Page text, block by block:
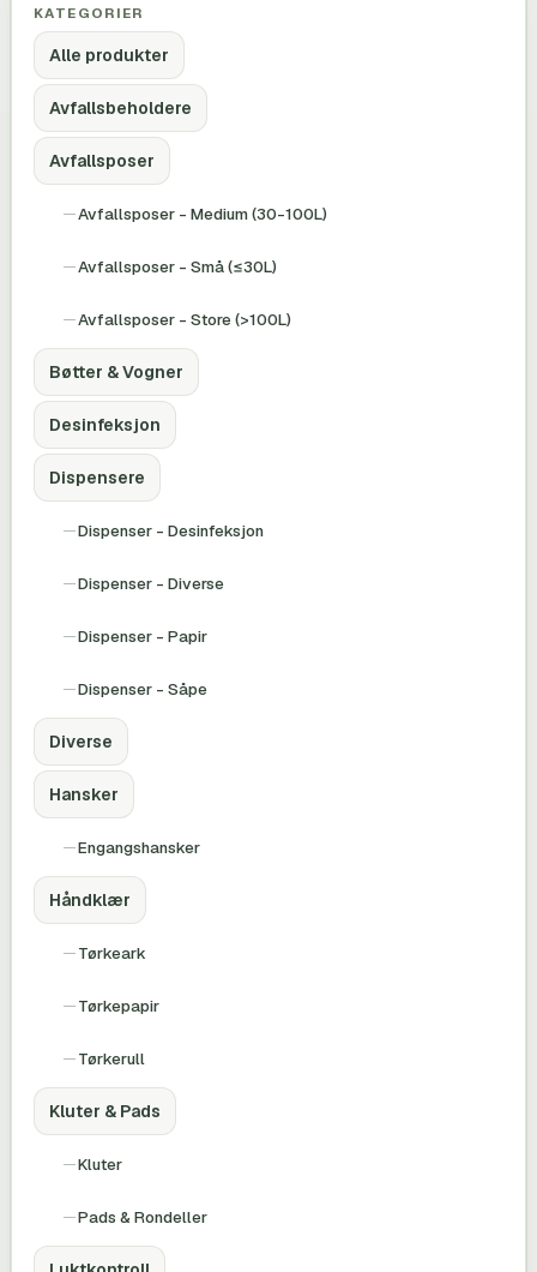
KATEGORIER
Alle produkter
Avfallsbeholdere
Avfallsposer
Avfallsposer - Medium (30-100L)
Avfallsposer - Små (≤30L)
Avfallsposer - Store (>100L)
Bøtter & Vogner
Desinfeksjon
Dispensere
Dispenser - Desinfeksjon
Dispenser - Diverse
Dispenser - Papir
Dispenser - Såpe
Diverse
Hansker
Engangshansker
Håndklær
Tørkeark
Tørkepapir
Tørkerull
Kluter & Pads
Kluter
Pads & Rondeller